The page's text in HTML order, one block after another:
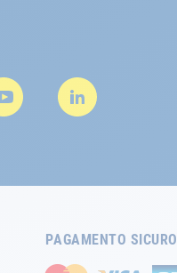
PAGAMENTO SICURO